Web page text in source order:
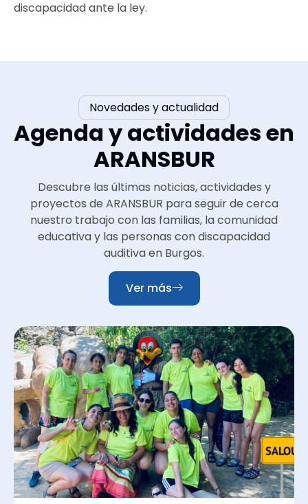
discapacidad ante la ley.
Novedades y actualidad
Agenda y actividades en
ARANSBUR
Descubre las últimas noticias, actividades y
proyectos de ARANSBUR para seguir de cerca
nuestro trabajo con las familias, la comunidad
educativa y las personas con discapacidad
auditiva en Burgos.
Ver más